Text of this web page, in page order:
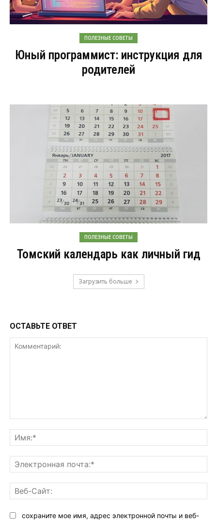
ПОЛЕЗНЫЕ СОВЕТЫ
Юный программист: инструкция для
родителей
ПОЛЕЗНЫЕ СОВЕТЫ
Томский календарь как личный гид
Загрузить больше
ОСТАВЬТЕ ОТВЕТ
сохраните мое имя, адрес электронной почты и веб-